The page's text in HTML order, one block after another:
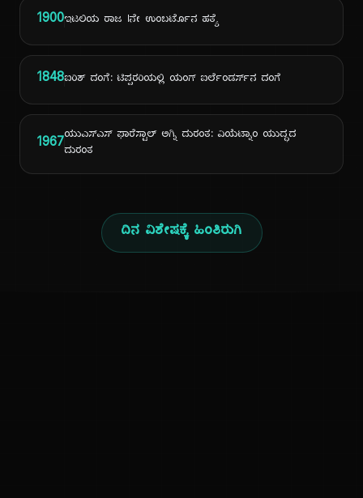
1900ಇಟಲಿಯ ರಾಜ Iನೇ ಉಂಬರ್ಟೊನ ಹತ್ಯೆ
1848ಐರಿಶ್ ದಂಗೆ: ಟಿಪ್ಪರರಿಯಲ್ಲಿ ಯಂಗ್ ಐರ್ಲೆಂಡರ್ಸ್‌ನ ದಂಗೆ
1967ಯುಎಸ್ಎಸ್ ಫಾರೆಸ್ಟಾಲ್ ಅಗ್ನಿ ದುರಂತ: ವಿಯೆಟ್ನಾಂ ಯುದ್ಧದ
ದುರಂತ
ದಿನ ವಿಶೇಷಕ್ಕೆ ಹಿಂತಿರುಗಿ